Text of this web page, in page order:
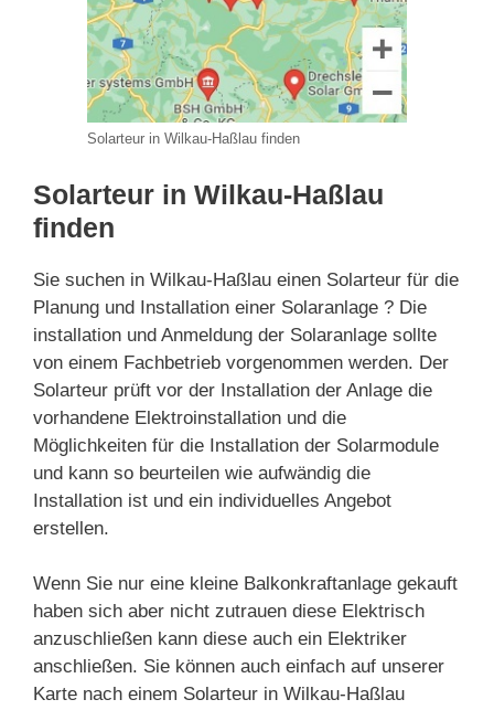
Solarteur in Wilkau-Haßlau finden
Solarteur in Wilkau-Haßlau
finden
Sie suchen in Wilkau-Haßlau einen Solarteur für die
Planung und Installation einer Solaranlage ? Die
installation und Anmeldung der Solaranlage sollte
von einem Fachbetrieb vorgenommen werden. Der
Solarteur prüft vor der Installation der Anlage die
vorhandene Elektroinstallation und die
Möglichkeiten für die Installation der Solarmodule
und kann so beurteilen wie aufwändig die
Installation ist und ein individuelles Angebot
erstellen.
Wenn Sie nur eine kleine Balkonkraftanlage gekauft
haben sich aber nicht zutrauen diese Elektrisch
anzuschließen kann diese auch ein Elektriker
anschließen. Sie können auch einfach auf unserer
Karte nach einem Solarteur in Wilkau-Haßlau